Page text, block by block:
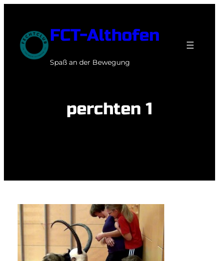
springen
FCT-Althofen
Spaß an der Bewegung
perchten 1